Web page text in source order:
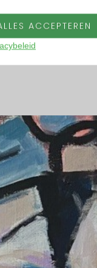
ACCEPTEREN